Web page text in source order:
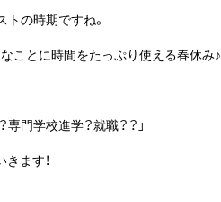
の時期ですね。
ことに時間をたっぷり使える春休み♪
門学校進学？就職？？」
ます！